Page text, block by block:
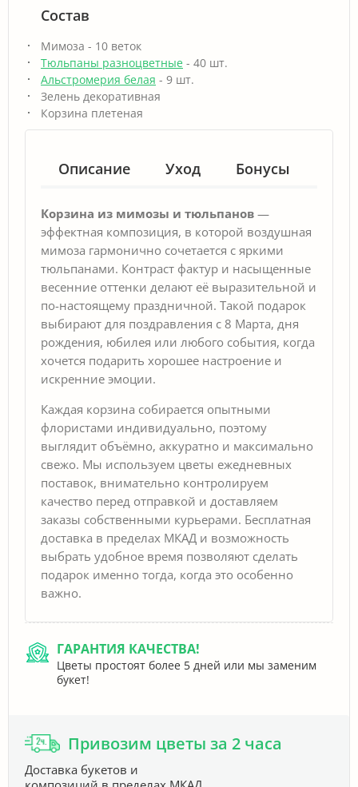
Состав
Мимоза - 10 веток
Тюльпаны разноцветные - 40 шт.
Альстромерия белая - 9 шт.
Зелень декоративная
Корзина плетеная
Описание Уход Бонусы
Корзина из мимозы и тюльпанов —
эффектная композиция, в которой воздушная
мимоза гармонично сочетается с яркими
тюльпанами. Контраст фактур и насыщенные
весенние оттенки делают её выразительной и
по-настоящему праздничной. Такой подарок
выбирают для поздравления с 8 Марта, дня
рождения, юбилея или любого события, когда
хочется подарить хорошее настроение и
искренние эмоции.
Каждая корзина собирается опытными
флористами индивидуально, поэтому
выглядит объёмно, аккуратно и максимально
свежо. Мы используем цветы ежедневных
поставок, внимательно контролируем
качество перед отправкой и доставляем
заказы собственными курьерами. Бесплатная
доставка в пределах МКАД и возможность
выбрать удобное время позволяют сделать
подарок именно тогда, когда это особенно
важно.
ГАРАНТИЯ КАЧЕСТВА!
Цветы простоят более 5 дней или мы заменим
букет!
Привозим цветы за 2 часа
Доставка букетов и